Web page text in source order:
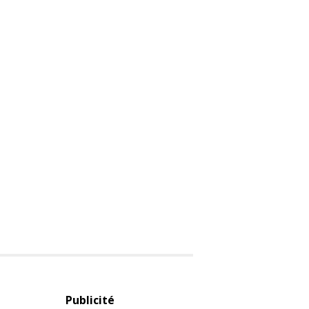
Publicité